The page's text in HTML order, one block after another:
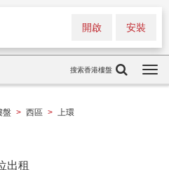
安裝
開啟
搜索香港樓盤
盤 > 西區 > 上環
出租